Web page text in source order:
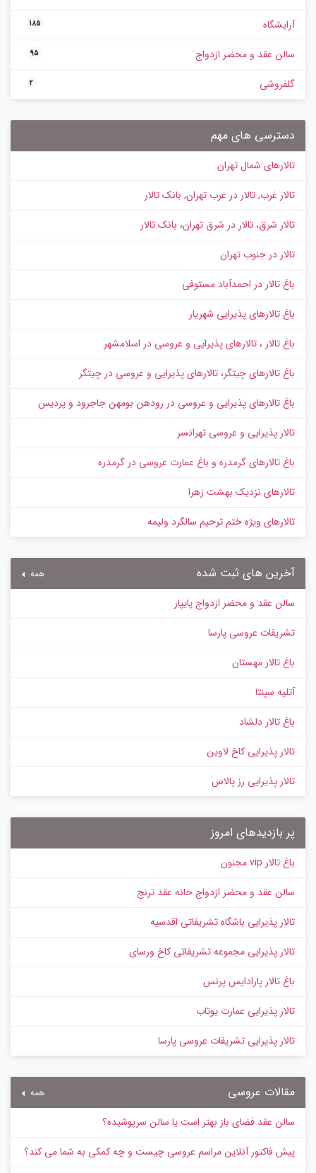
آرایشگاه
185
سالن عقد و محضر ازدواج 95
گلفروشی 2
دسترسی های مهم
تالارهای شمال تهران
تالار غرب, تالار در غرب تهران, بانک تالار
تالار شرق، تالار در شرق تهران، بانک تالار
تالار در جنوب تهران
باغ تالار در احمدآباد مستوفی
باغ تالارهای پذیرایی شهریار
باغ تالار ، تالارهای پذیرایی و عروسی در اسلامشهر
باغ تالارهای چیتگر، تالارهای پذیرایی و عروسی در چیتگر
باغ تالارهای پذیرایی و عروسی در رودهن بومهن جاجرود و پردیس
تالار پذیرایی و عروسی تهرانسر
باغ تالارهای گرمدره و باغ عمارت عروسی در گرمدره
تالارهای نزدیک بهشت زهرا
تالارهای ویژه ختم ترحیم سالگرد ولیمه
آخرین های ثبت شده همه
سالن عقد و محضر ازدواج پایپار
تشریفات عروسی پارسا
باغ تالار مهستان
آتلیه سپنتا
باغ تالار دلشاد
تالار پذیرایی کاخ لاوین
تالار پذیرایی رز پالاس
پر بازدیدهای امروز
باغ تالار vip مجنون
سالن عقد و محضر ازدواج خانه عقد ترنج
تالار پذیرایی باشگاه تشریفاتی اقدسیه
تالار پذیرایی مجموعه تشریفاتی کاخ ورسای
باغ تالار پارادایس پرنس
تالار پذیرایی عمارت یوتاب
تالار پذیرایی تشریفات عروسی پارسا
مقالات عروسی همه
سالن عقد فضای باز بهتر است یا سالن سرپوشیده؟
پیش‌ فاکتور آنلاین مراسم عروسی چیست و چه کمکی به شما می کند؟